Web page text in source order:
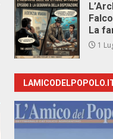
La
1